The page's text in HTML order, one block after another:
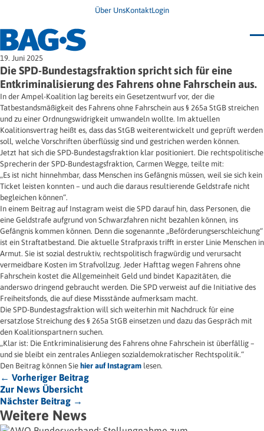
Über UnsKontaktLogin
Bundestagung 2026
Wo finde ich Hilfe?
News
Termine
Veröffentlichungen
Infodienst
Wegweiser
Jugendbroschüre
Impulse
Presse & Stellungnahmen
Newsletter
Unsere Themen
Angehörige
Ersatzfreiheitsstrafe
Freie Straffälligenhilfe
Gesundheit
Migration
Frauen
Wohnen
19. Juni 2025
Die SPD-Bundestagsfraktion spricht sich für eine
Entkriminalisierung des Fahrens ohne Fahrschein aus.
In der Ampel-Koalition lag bereits ein Gesetzentwurf vor, der die
Tatbestandsmäßigkeit des Fahrens ohne Fahrschein aus § 265a StGB streichen
und zu einer Ordnungswidrigkeit umwandeln wollte. Im aktuellen
Koalitionsvertrag heißt es, dass das StGB weiterentwickelt und geprüft werden
soll, welche Vorschriften überflüssig sind und gestrichen werden können.
Jetzt hat sich die SPD-Bundestagsfraktion klar positioniert. Die rechtspolitische
Sprecherin der SPD-Bundestagsfraktion, Carmen Wegge, teilte mit:
„Es ist nicht hinnehmbar, dass Menschen ins Gefängnis müssen, weil sie sich kein
Ticket leisten konnten – und auch die daraus resultierende Geldstrafe nicht
begleichen können“.
In einem Beitrag auf Instagram weist die SPD darauf hin, dass Personen, die
eine Geldstrafe aufgrund von Schwarzfahren nicht bezahlen können, ins
Gefängnis kommen können. Denn die sogenannte „Beförderungserschleichung“
ist ein Straftatbestand. Die aktuelle Strafpraxis trifft in erster Linie Menschen in
Armut. Sie ist sozial destruktiv, rechtspolitisch fragwürdig und verursacht
vermeidbare Kosten im Strafvollzug. Jeder Hafttag wegen Fahrens ohne
Fahrschein kostet die Allgemeinheit Geld und bindet Kapazitäten, die
anderswo dringend gebraucht werden. Die SPD verweist auf die Initiative des
Freiheitsfonds, die auf diese Missstände aufmerksam macht.
Die SPD-Bundestagsfraktion will sich weiterhin mit Nachdruck für eine
ersatzlose Streichung des § 265a StGB einsetzen und dazu das Gespräch mit
den Koalitionspartnern suchen.
„Klar ist: Die Entkriminalisierung des Fahrens ohne Fahrschein ist überfällig –
und sie bleibt ein zentrales Anliegen sozialdemokratischer Rechtspolitik.“
Den Beitrag können Sie hier auf Instagram lesen.
← Vorheriger Beitrag
Zur News Übersicht
Nächster Beitrag →
Weitere News